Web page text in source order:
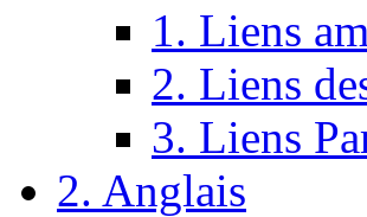
1. Liens
2. Liens
3. Liens
2. Anglais